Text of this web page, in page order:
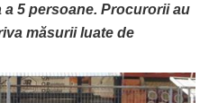
5 persoane. Procurorii au
măsurii luate de